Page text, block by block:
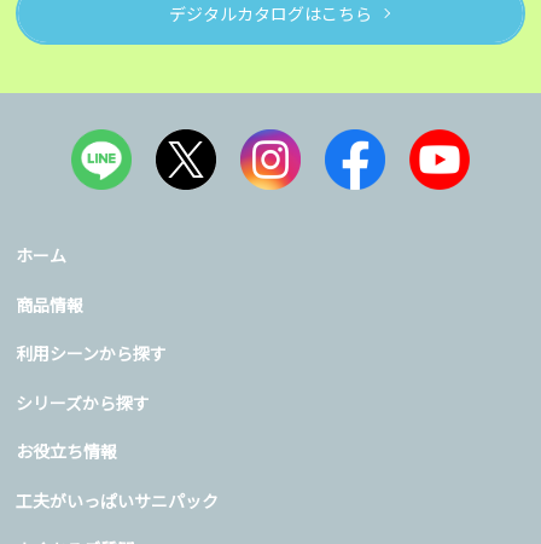
デジタルカタログはこちら
ホーム
商品情報
利用シーンから探す
シリーズから探す
お役立ち情報
工夫がいっぱいサニパック